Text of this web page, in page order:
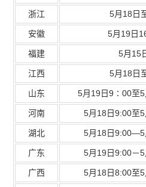
浙江 5月18日
安徽 5月19日
福建 5月15
江西 5月18日
山东 5月19日9∶00至
河南 5月18日9:00至
湖北 5月18日9:00—5
广东 5月19日9:00－
广西 5月18日8:00至